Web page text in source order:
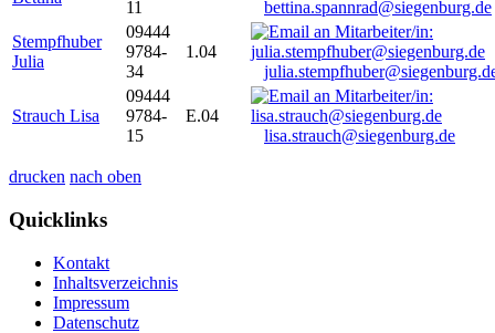
11
bettina.spannrad@siegenburg.de
Stempfhuber
Julia
09444
9784-
34
1.04
Strauch Lisa
09444
9784-
15
E.04
lisa.strauch@siegenburg.de
drucken nach oben
Quicklinks
Kontakt
Inhaltsverzeichnis
Impressum
Datenschutz